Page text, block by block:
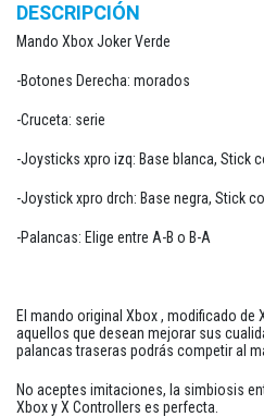
DESCRIPCIÓN
Mando Xbox Joker Verde
-Botones Derecha: morados
-Cruceta: serie
-Joysticks xpro izq: Base blanca, Stick
-Joystick xpro drch: Base negra, Stick
-Palancas: Elige entre A-B o B-A
El mando original Xbox , modificado de
aquellos que desean mejorar sus
palancas traseras podrás competir al
No aceptes imitaciones, la simbiosis
Xbox y X Controllers es perfecta.